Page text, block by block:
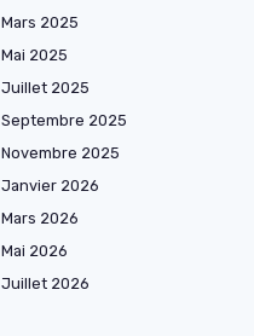
Mars 2025
Mai 2025
Juillet 2025
Septembre 2025
Novembre 2025
Janvier 2026
Mars 2026
Mai 2026
Juillet 2026